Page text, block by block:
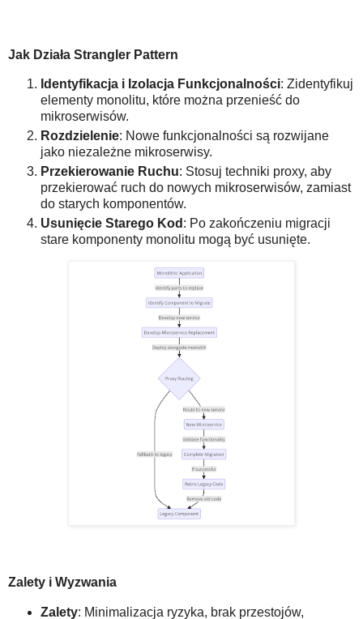
Jak Działa Strangler Pattern
Identyfikacja i Izolacja Funkcjonalności: Zidentyfikuj
elementy monolitu, które można przenieść do
mikroserwisów.
Rozdzielenie: Nowe funkcjonalności są rozwijane
jako niezależne mikroserwisy.
Przekierowanie Ruchu: Stosuj techniki proxy, aby
przekierować ruch do nowych mikroserwisów, zamiast
do starych komponentów.
Usunięcie Starego Kod : Po zakończeniu migracji
stare komponenty monolitu mogą być usunięte.
Zalety i Wyzwania
Zalety: Minimalizacja ryzyka, brak przestojów,